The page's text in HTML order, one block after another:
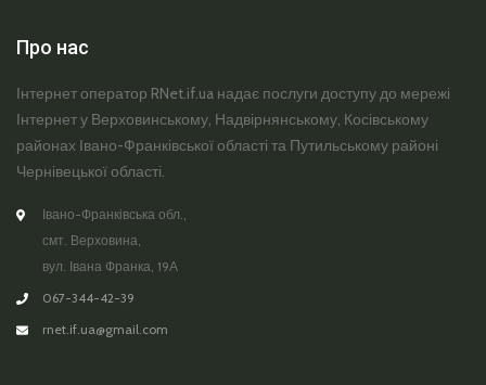
Про нас
Інтернет оператор RNet.if.ua надає послуги доступу до мережі
Інтернет у Верховинському, Надвірнянському, Косівському
районах Івано-Франківської області та Путильському районі
Чернівецької області.
Івано-Франківська обл.,
смт. Верховина,
вул. Івана Франка, 19А
067-344-42-39
rnet.if.ua@gmail.com